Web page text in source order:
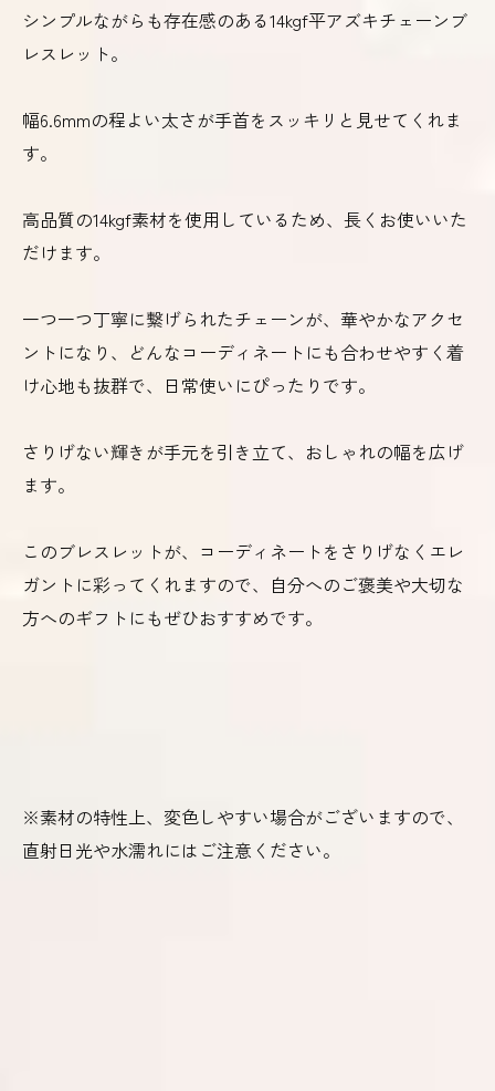
シンプルながらも存在感のある14kgf平アズキチェーンブ
レスレット。
幅6.6mmの程よい太さが手首をスッキリと見せてくれま
す。
高品質の14kgf素材を使用しているため、長くお使いいた
だけます。
一つ一つ丁寧に繋げられたチェーンが、華やかなアクセ
ントになり、どんなコーディネートにも合わせやすく着
け心地も抜群で、日常使いにぴったりです。
さりげない輝きが手元を引き立て、おしゃれの幅を広げ
ます。
このブレスレットが、コーディネートをさりげなくエレ
ガントに彩ってくれますので、自分へのご褒美や大切な
方へのギフトにもぜひおすすめです。
※素材の特性上、変色しやすい場合がございますので、
直射日光や水濡れにはご注意ください。